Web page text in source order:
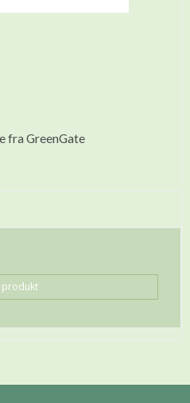
fra GreenGate
produkt